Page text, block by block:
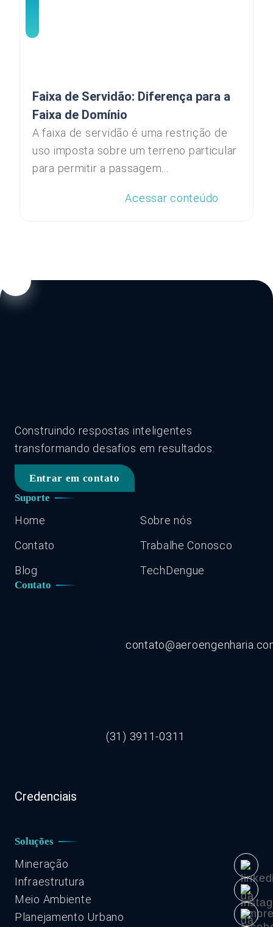
Faixa de Servidão: Diferença para a
Faixa de Domínio
A faixa de servidão é uma restrição de
uso imposta sobre um terreno particular
para permitir a passagem...
Acessar conteúdo
Construindo respostas inteligentes
transformando desafios em resultados.
Entrar em contato
Suporte
Home
Sobre nós
Contato
Trabalhe Conosco
Blog
TechDengue
Contato
(31) 3911-0311
Credenciais
Soluções
Mineração
Infraestrutura
Meio Ambiente
Planejamento Urbano